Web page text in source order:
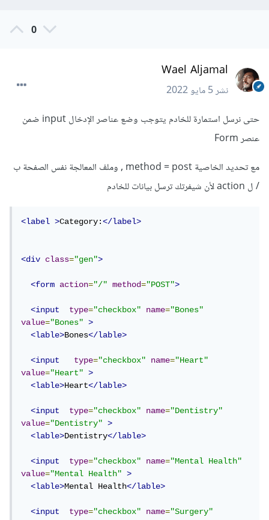
0
Wael Aljamal
نشر5 مايو 2022
حتى نرسل استمارة للخادم يتوجب وضع عناصر الإدخال input ضمن
عنصر Form
مع تحديد الخاصية method = post , وملف المعالجة نفس الصفحة ب
/ ل action لأن شيفرتك ترسل بيانات للخادم
<label >Category:</label>
<div class="gen">
<form action="/" method="POST">
<input type="checkbox" name="Bones"
value="Bones"
>
<lable>Bones</lable>
<input type="checkbox" name="Heart"
value="Heart"
>
<lable>Heart</lable>
<input type="checkbox" name="Dentistry"
value="Dentistry"
>
<lable>Dentistry</lable>
<input type="checkbox" name="Mental Health"
value="Mental Health"
>
<lable>Mental Health</lable>
<input type="checkbox" name="Surgery"